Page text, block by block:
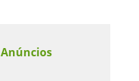
Anúncios